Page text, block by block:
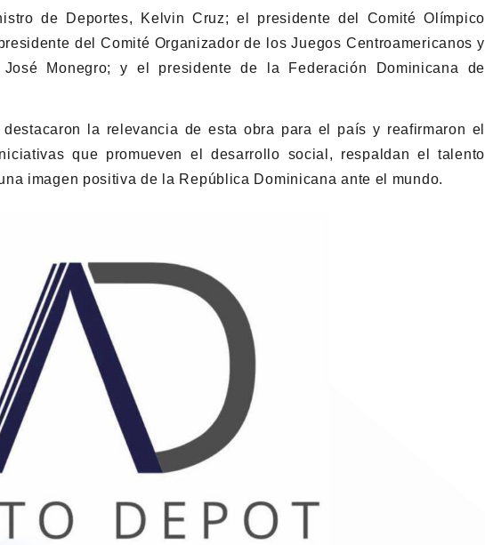
de Deportes, Kelvin Cruz; el presidente del Comité Olímpico
del Comité Organizador de los Juegos Centroamericanos y
Monegro; y el presidente de la Federación Dominicana de
la relevancia de esta obra para el país y reafirmaron el
que promueven el desarrollo social, respaldan el talento
imagen positiva de la República Dominicana ante el mundo.